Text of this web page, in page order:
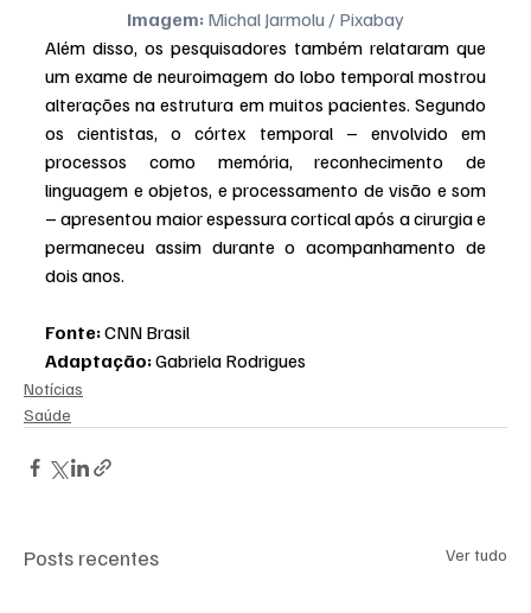
Imagem: Michal Jarmolu / Pixabay
Além disso, os pesquisadores também relataram que
um exame de neuroimagem do lobo temporal mostrou
alterações na estrutura em muitos pacientes. Segundo
os cientistas, o córtex temporal – envolvido em
processos como memória, reconhecimento de
linguagem e objetos, e processamento de visão e som
– apresentou maior espessura cortical após a cirurgia e
permaneceu assim durante o acompanhamento de
dois anos.
Fonte: CNN Brasil
Adaptação: Gabriela Rodrigues
Notícias
Saúde
Posts recentes Ver tudo